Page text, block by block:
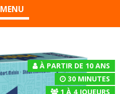
MENU
À PARTIR DE 10 ANS
30 MINUTES
1 À 4JOUEURS